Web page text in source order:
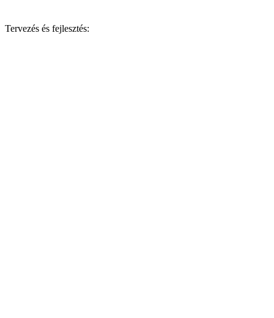
Tervezés és fejlesztés: